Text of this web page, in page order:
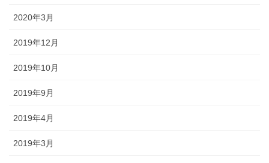
2020年3月
2019年12月
2019年10月
2019年9月
2019年4月
2019年3月